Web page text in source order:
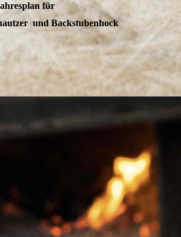
für
und Backstubenhock